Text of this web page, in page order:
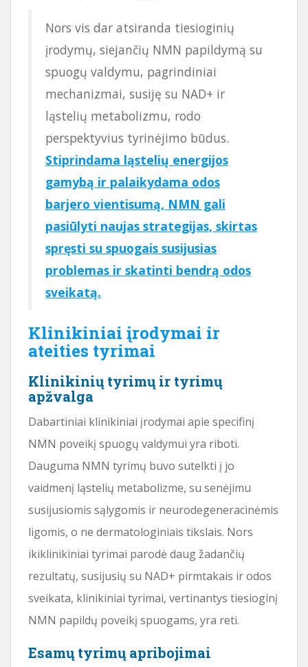
Nors vis dar atsiranda tiesioginių
įrodymų, siejančių NMN papildymą su
spuogų valdymu, pagrindiniai
mechanizmai, susiję su NAD+ ir
ląstelių metabolizmu, rodo
perspektyvius tyrinėjimo būdus.
Stiprindama ląstelių energijos
gamybą ir palaikydama odos
barjero vientisumą, NMN gali
pasiūlyti naujas strategijas, skirtas
spręsti su spuogais susijusias
problemas ir skatinti bendrą odos
sveikatą.
Klinikiniai įrodymai ir
ateities tyrimai
Klinikinių tyrimų ir tyrimų
apžvalga
Dabartiniai klinikiniai įrodymai apie specifinį
NMN poveikį spuogų valdymui yra riboti.
Dauguma NMN tyrimų buvo sutelkti į jo
vaidmenį ląstelių metabolizme, su senėjimu
susijusiomis sąlygomis ir neurodegeneracinėmis
ligomis, o ne dermatologiniais tikslais. Nors
ikiklinikiniai tyrimai parodė daug žadančių
rezultatų, susijusių su NAD+ pirmtakais ir odos
sveikata, klinikiniai tyrimai, vertinantys tiesioginį
NMN papildų poveikį spuogams, yra reti.
Esamų tyrimų apribojimai